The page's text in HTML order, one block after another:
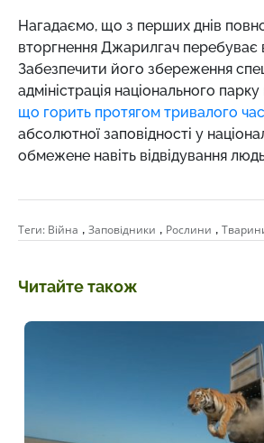
Нагадаємо, що з перших днів
вторгнення Джарилгач перебуває
Забезпечити його збереження
адміністрація національного
що горить протягом тривалого
абсолютної заповідності у
обмежене навіть відвідування
Теги: Війна , Заповідники , Рослини ,
Читайте також